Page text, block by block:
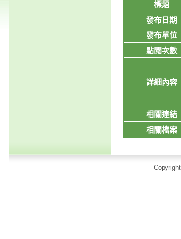
標題
發布日期
發布單位
點閱次數
詳細內容
相關連結
相關檔案
Copyright